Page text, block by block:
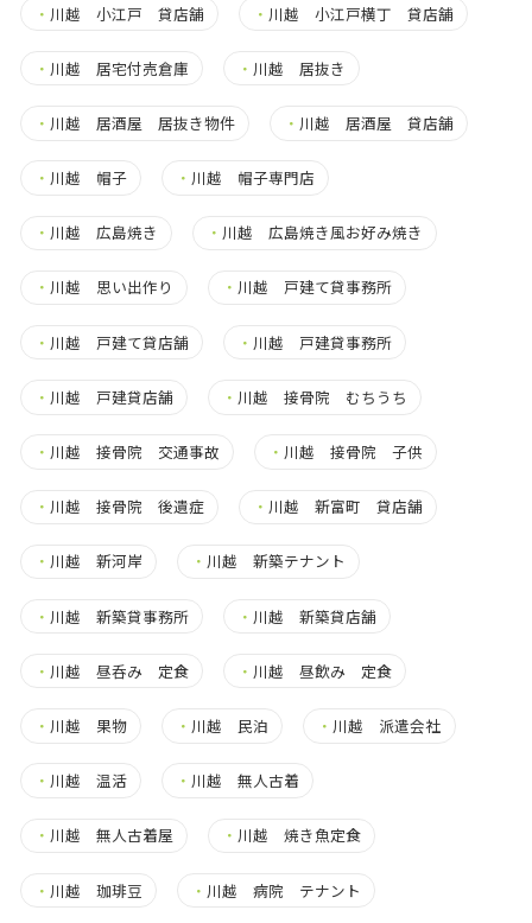
・ 川越 小江戸 貸店舗 ・ 川越 小江戸横丁 貸店舗
・ 川越 居宅付売倉庫 ・ 川越 居抜き
・ 川越 居酒屋 居抜き物件 ・ 川越 居酒屋 貸店舗
・ 川越 帽子 ・ 川越 帽子専門店
・ 川越 広島焼き ・ 川越 広島焼き風お好み焼き
・ 川越 思い出作り ・ 川越 戸建て貸事務所
・ 川越 戸建て貸店舗 ・ 川越 戸建貸事務所
・ 川越 戸建貸店舗 ・ 川越 接骨院 むちうち
・ 川越 接骨院 交通事故 ・ 川越 接骨院 子供
・ 川越 接骨院 後遺症 ・ 川越 新富町 貸店舗
・ 川越 新河岸 ・ 川越 新築テナント
・ 川越 新築貸事務所 ・ 川越 新築貸店舗
・ 川越 昼呑み 定食 ・ 川越 昼飲み 定食
・ 川越 果物 ・ 川越 民泊 ・ 川越 派遣会社
・ 川越 温活 ・ 川越 無人古着
・ 川越 無人古着屋 ・ 川越 焼き魚定食
・ 川越 珈琲豆 ・ 川越 病院 テナント